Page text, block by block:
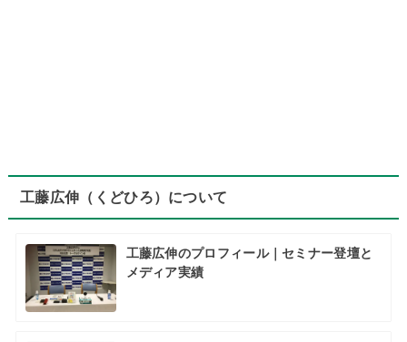
工藤広伸（くどひろ）について
工藤広伸のプロフィール｜セミナー登壇と
メディア実績